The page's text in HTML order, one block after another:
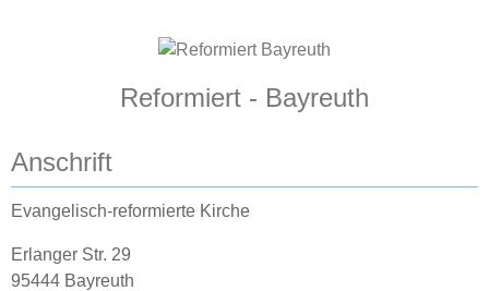
Reformiert - Bayreuth
Anschrift
Evangelisch-reformierte Kirche
Erlanger Str. 29
95444 Bayreuth